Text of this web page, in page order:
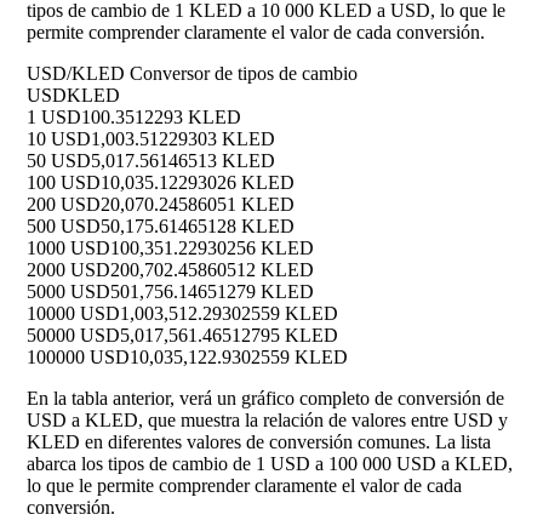
tipos de cambio de 1 KLED a 10 000 KLED a USD, lo que le
permite comprender claramente el valor de cada conversión.
USD/KLED Conversor de tipos de cambio
USDKLED
1 USD100.3512293 KLED
10 USD1,003.51229303 KLED
50 USD5,017.56146513 KLED
100 USD10,035.12293026 KLED
200 USD20,070.24586051 KLED
500 USD50,175.61465128 KLED
1000 USD100,351.22930256 KLED
2000 USD200,702.45860512 KLED
5000 USD501,756.14651279 KLED
10000 USD1,003,512.29302559 KLED
50000 USD5,017,561.46512795 KLED
100000 USD10,035,122.9302559 KLED
En la tabla anterior, verá un gráfico completo de conversión de
USD a KLED, que muestra la relación de valores entre USD y
KLED en diferentes valores de conversión comunes. La lista
abarca los tipos de cambio de 1 USD a 100 000 USD a KLED,
lo que le permite comprender claramente el valor de cada
conversión.